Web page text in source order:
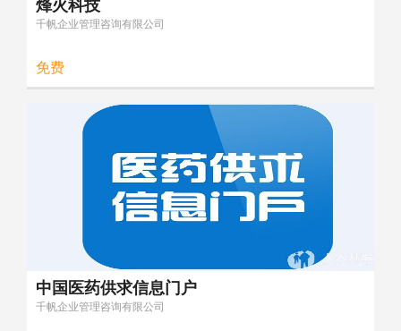
烽火科技
千帆企业管理咨询有限公司
免费
中国医药供求信息门户
千帆企业管理咨询有限公司